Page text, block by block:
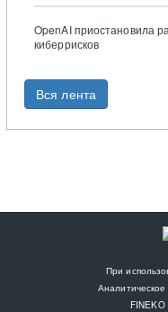
OpenAI приостановила
киберрисков
Вся лента
При
FINEKO